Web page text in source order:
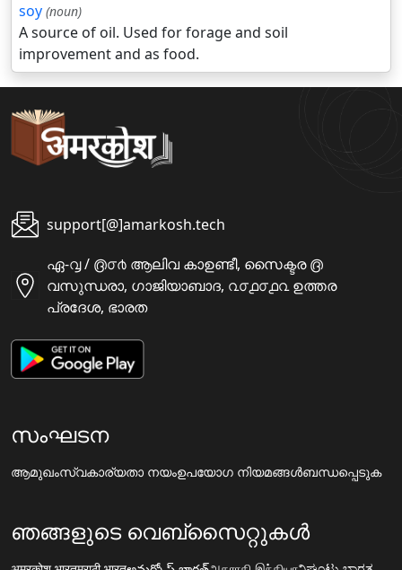
soy (noun)
A source of oil. Used for forage and soil
improvement and as food.
support[@]amarkosh.tech
ഏ-൮ / ൫൦൪ ആലിവ കാഉണ്ടീ, സൈക്ടര ൫
വസുന്ധരാ, ഗാജിയാബാദ, ൨൦൧൦൧൨ ഉത്തര
പ്രദേശ, ഭാരത
സംഘടന
ആമുഖംസ്വകാര്യതാ നയംഉപയോഗ നിയമങ്ങൾബന്ധപ്പെടുക
ഞങ്ങളുടെ വെബ്സൈറ്റുകൾ